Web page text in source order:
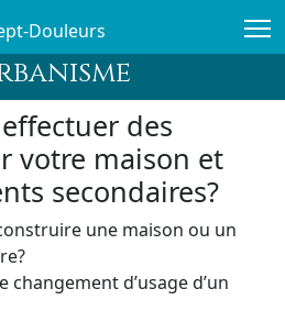
Douleurs
des
votre maison et
secondaires?
une maison ou un
changement d’usage d’un